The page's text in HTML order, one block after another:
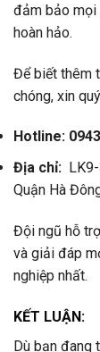
đảm bảo mọi
hoàn hảo.
Để biết thêm
chóng, xin
Hotline:
Địa chỉ:
Quận Hà
Đội ngũ hỗ
và giải đáp
nghiệp nhất.
KẾT LUẬN:
Dù bạn đang